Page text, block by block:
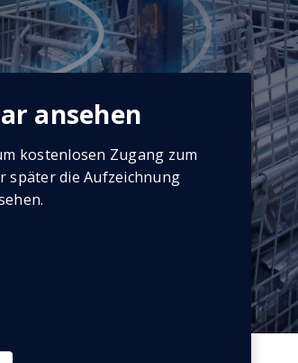
ansehen
kostenlosen Zugang zum
später die Aufzeichnung